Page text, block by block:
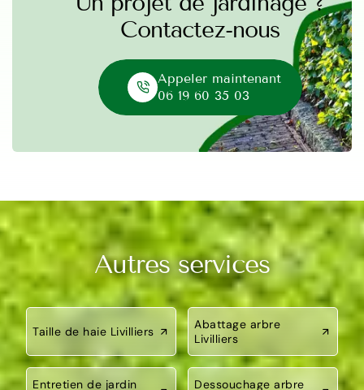
Contactez-nous
Appeler maintenant
06 19 60 35 03
Autres services
Taille de haie Livilliers
Abattage arbre
Livilliers
Entretien de jardin
Dessouchage arbre